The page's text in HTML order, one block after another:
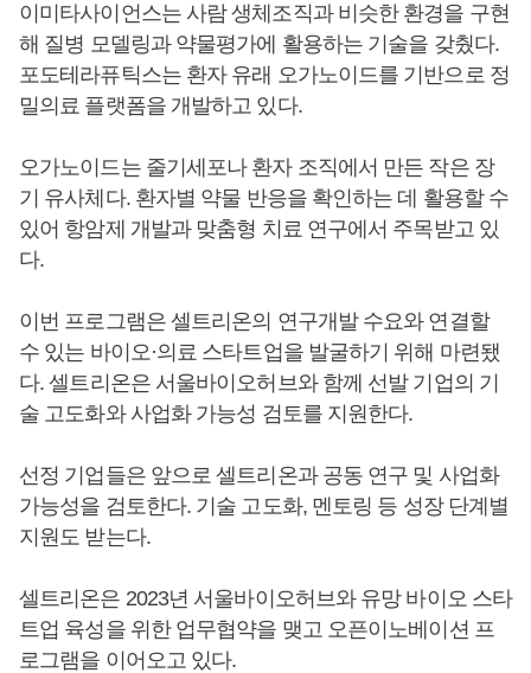
이미타사이언스는 사람 생체조직과 비슷한 환경을 구현
해 질병 모델링과 약물평가에 활용하는 기술을 갖췄다.
포도테라퓨틱스는 환자 유래 오가노이드를 기반으로 정
밀의료 플랫폼을 개발하고 있다.
오가노이드는 줄기세포나 환자 조직에서 만든 작은 장
기 유사체다. 환자별 약물 반응을 확인하는 데 활용할 수
있어 항암제 개발과 맞춤형 치료 연구에서 주목받고 있
다.
이번 프로그램은 셀트리온의 연구개발 수요와 연결할
수 있는 바이오·의료 스타트업을 발굴하기 위해 마련됐
다. 셀트리온은 서울바이오허브와 함께 선발 기업의 기
술 고도화와 사업화 가능성 검토를 지원한다.
선정 기업들은 앞으로 셀트리온과 공동 연구 및 사업화
가능성을 검토한다. 기술 고도화, 멘토링 등 성장 단계별
지원도 받는다.
셀트리온은 2023년 서울바이오허브와 유망 바이오 스타
트업 육성을 위한 업무협약을 맺고 오픈이노베이션 프
로그램을 이어오고 있다.